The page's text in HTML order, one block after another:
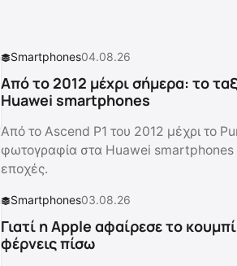
Smartphones04.08.26
Από το 2012 μέχρι σήμερα: το
Huawei smartphones
Από το Ascend P1 του 2012 μέχρι το
φωτογραφία στα Huawei smartphones
εποχές.
Smartphones03.08.26
Γιατί η Apple αφαίρεσε το
φέρνεις πίσω